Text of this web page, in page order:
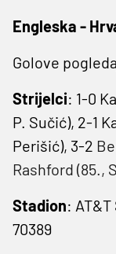
Engleska -
Golove
Strijelci: 1-0
P. Sučić), 2-1
Perišić), 3-2
Rashford (85.,
Stadion:
70389